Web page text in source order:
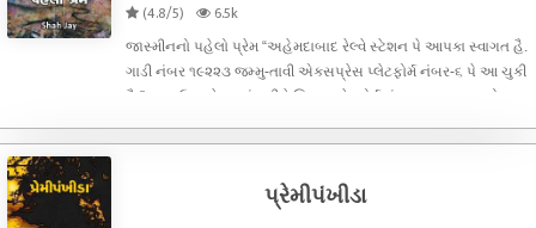
(4.8/5)
6.5k
જાસ્મીનનો પહેલો પ્રેમ “અહેમદાબાદ રેલ્વે સ્ટેશન પે આપકા સ્વાગત હૈ.
ગાડી નંબર ૧૯૨૨૩ જમ્મુ-તાવી એક્સપ્રેસ પ્લેટફોર્મ નંબર-૬ પે આ ચુકી
હૈ.” અનાઉન્સમેન્ટ સાંભળીને કિશન પ્લેટફોર્મ નંબર ૬ તરફ ભાગ્યો.
પ્રેમીપંખીડા